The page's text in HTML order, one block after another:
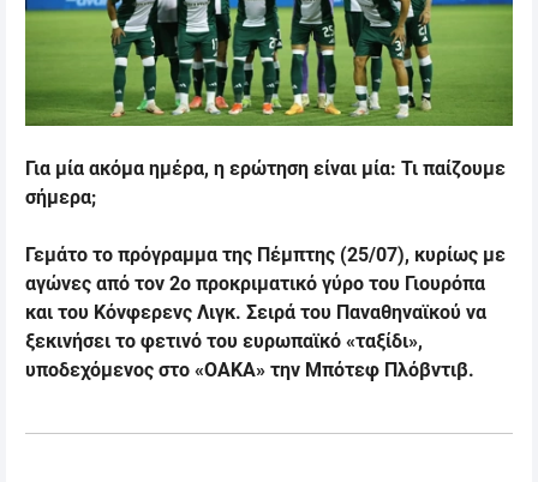
Για μία ακόμα ημέρα, η ερώτηση είναι μία: Τι παίζουμε
σήμερα;
Γεμάτο το πρόγραμμα της Πέμπτης (25/07), κυρίως με
αγώνες από τον 2ο προκριματικό γύρο του Γιουρόπα
και του Κόνφερενς Λιγκ. Σειρά του Παναθηναϊκού να
ξεκινήσει το φετινό του ευρωπαϊκό «ταξίδι»,
υποδεχόμενος στο «ΟΑΚΑ» την Μπότεφ Πλόβντιβ.